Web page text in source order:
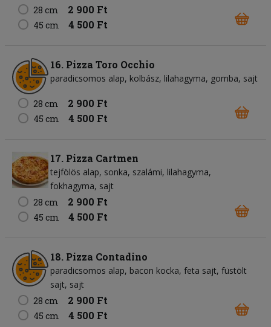
28 cm
2 900 Ft
45 cm 4 500 Ft
16. Pizza Toro Occhio
paradicsomos alap kolbász lilahagyma gomba sajt
28 cm 2 900 Ft
45 cm 4 500 Ft
17. Pizza Cartmen
tejfölös alap sonka szalámi lilahagyma
fokhagyma sajt
28 cm
2 900 Ft
45 cm 4 500 Ft
18. Pizza Contadino
paradicsomos alap bacon kocka feta sajt füstölt
sajt sajt
28 cm
2 900 Ft
45 cm 4 500 Ft